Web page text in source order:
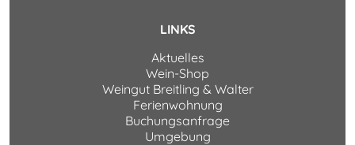
LINKS
Aktuelles
Wein-Shop
Weingut Breitling & Walter
Ferienwohnung
Buchungsanfrage
Umgebung